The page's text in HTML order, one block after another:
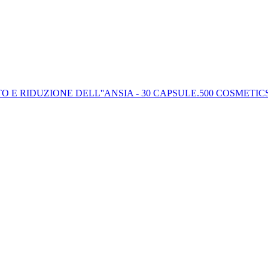
E RIDUZIONE DELL''ANSIA - 30 CAPSULE.500